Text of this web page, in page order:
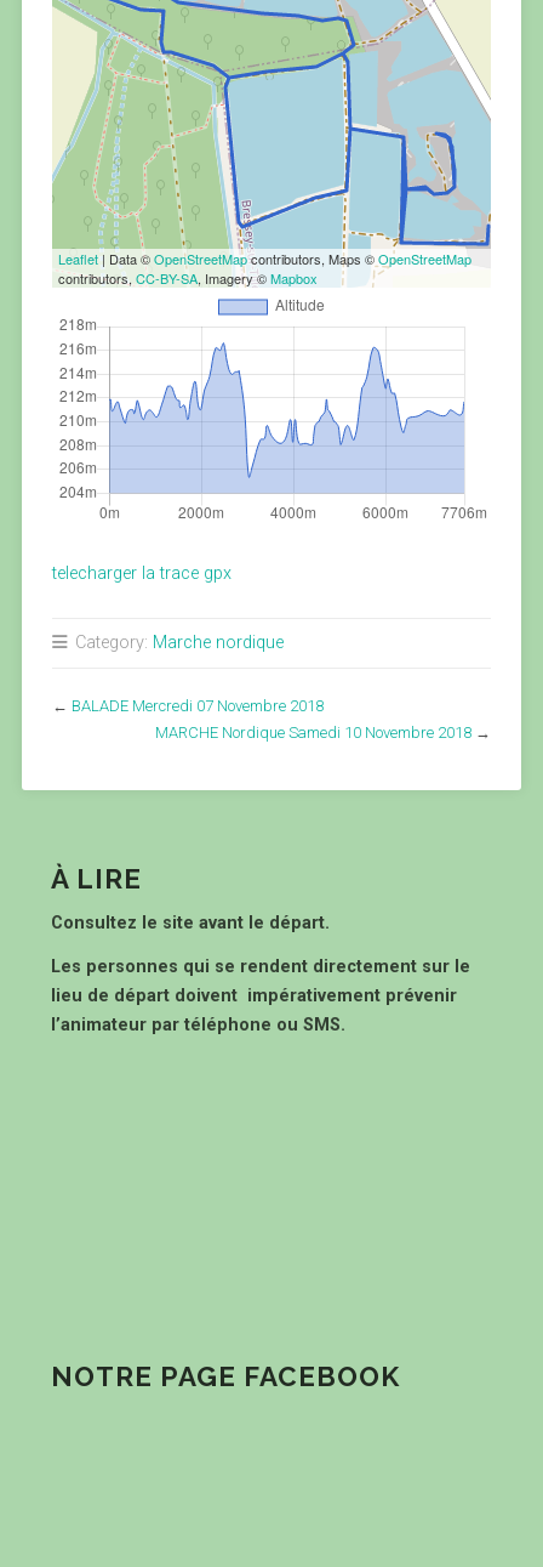
Leaflet| Data ©OpenStreetMapcontributors, Maps ©OpenStreetMap
contributors, CC-BY-SA, Imagery ©Mapbox
telecharger la trace gpx
Category: Marche nordique
← BALADE Mercredi 07 Novembre 2018
MARCHE Nordique Samedi 10 Novembre 2018 →
À LIRE
Consultez le site avant le départ.
Les personnes qui se rendent directement sur le
lieu de départ doivent impérativement prévenir
l’animateur par téléphone ou SMS.
NOTRE PAGE FACEBOOK